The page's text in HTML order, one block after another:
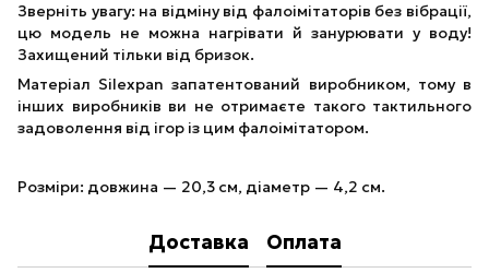
Зверніть увагу: на відміну від фалоімітаторів без вібрації,
цю модель не можна нагрівати й занурювати у воду!
Захищений тільки від бризок.
Матеріал Silexpan запатентований виробником, тому в
інших виробників ви не отримаєте такого тактильного
задоволення від ігор із цим фалоімітатором.
Розміри: довжина — 20,3 см, діаметр — 4,2 см.
Доставка Оплата